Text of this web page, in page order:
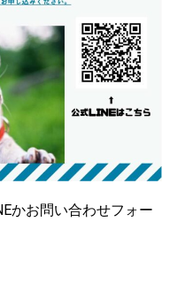
かお問い合わせフォー